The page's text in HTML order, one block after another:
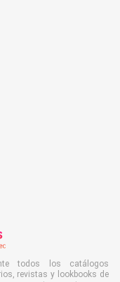
todos los catálogos
revistas y lookbooks de